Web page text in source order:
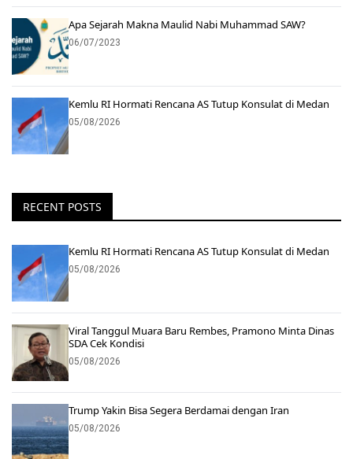
Apa Sejarah Makna Maulid Nabi Muhammad SAW?
06/07/2023
Kemlu RI Hormati Rencana AS Tutup Konsulat di Medan
05/08/2026
RECENT POSTS
Kemlu RI Hormati Rencana AS Tutup Konsulat di Medan
05/08/2026
Viral Tanggul Muara Baru Rembes, Pramono Minta Dinas
SDA Cek Kondisi
05/08/2026
Trump Yakin Bisa Segera Berdamai dengan Iran
05/08/2026